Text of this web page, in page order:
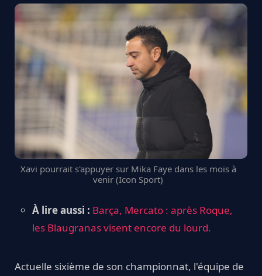
Xavi pourrait s'appuyer sur Mika Faye dans les mois à
venir (Icon Sport)
À lire aussi : Barça, Mercato : après Roque,
les Blaugranas visent encore du lourd.
Actuelle sixième de son championnat, l'équipe de